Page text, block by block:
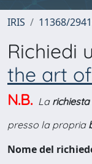
IRIS 11368/
Richiedi
the art
N.B. La
presso la propria
Nome del